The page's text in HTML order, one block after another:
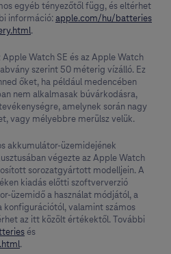
egyéb tényezőtől függ, és eltérhet
információ: apple.com/hu/batteries
.
Apple Watch SE és az Apple Watch
szerint 50 méterig vízálló. Ez
őket, ha például medencében
nem alkalmasak búvárkodásra,
amelynek során nagy
vagy mélyebbre merülsz velük.
akkumulátor-üzemidejének
végezte az Apple Watch
sorozatgyártott modelljein. A
kiadás előtti szoftververzió
üzemidő a használat módjától, a
valamint számos
az itt közölt értékektől. További
és
.